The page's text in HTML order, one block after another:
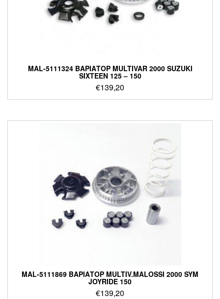
MAL-5111324 ΒΑΡΙΑΤΟΡ MULTIVAR 2000 SUZUKI
SIXTEEN 125 – 150
€139,20
MAL-5111869 ΒΑΡΙΑΤΟΡ MULTIV.MALOSSI 2000 SYM
JOYRIDE 150
€139,20